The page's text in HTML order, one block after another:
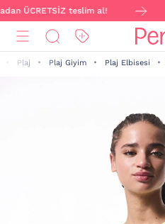
ÜCRETSİZ teslim al!
Plaj Plaj Giyim Plaj Elbisesi